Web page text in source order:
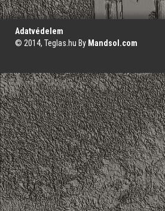
';
Adatvédelem
© 2014, Teglas.hu By Mandsol.com